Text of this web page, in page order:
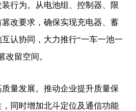
为。从电池组、控制器、限
改要求，确保实现充电器、蓄
认协同，大力推行“一车一池一
改留空间。
发展。推动企业提升质量保
同时增加北斗定位及通信功能